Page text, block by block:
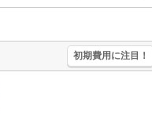
初期費用に注目！